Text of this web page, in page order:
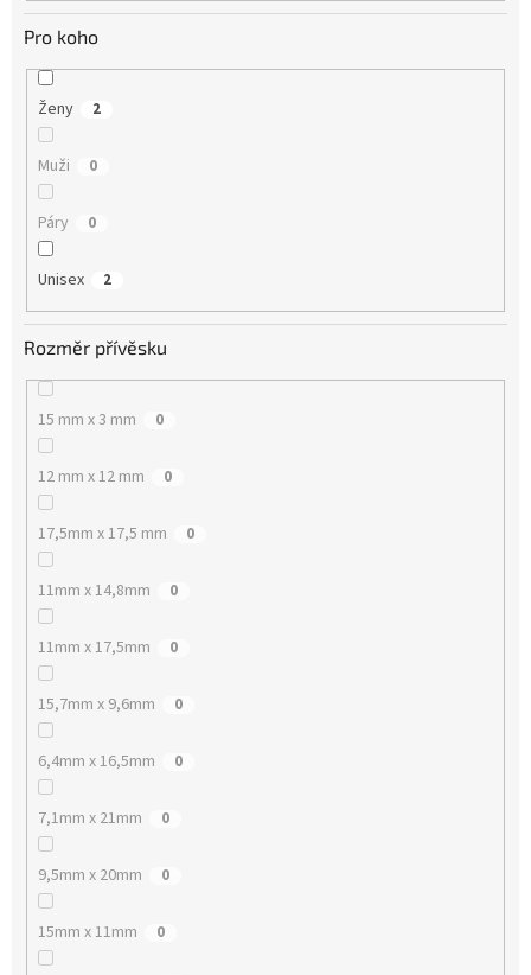
Pro koho
Ženy 2
Muži 0
Páry 0
Unisex 2
Rozměr přívěsku
15 mm x 3 mm 0
12 mm x 12 mm 0
17,5mm x 17,5 mm 0
11mm x 14,8mm 0
11mm x 17,5mm 0
15,7mm x 9,6mm 0
6,4mm x 16,5mm 0
7,1mm x 21mm 0
9,5mm x 20mm 0
15mm x 11mm 0